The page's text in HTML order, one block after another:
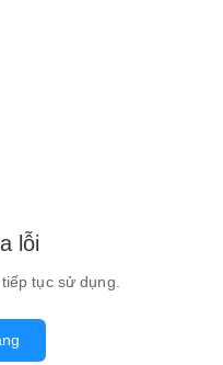
lỗi
tục sử dụng.